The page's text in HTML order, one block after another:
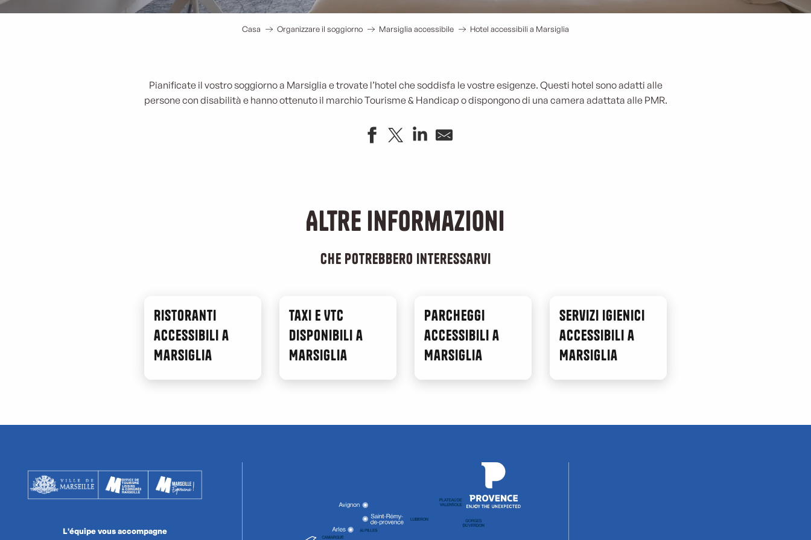
Casa Organizzare il soggiorno Marsiglia accessibile Hotel accessibili a Marsiglia
Pianificate il vostro soggiorno a Marsiglia e trovate l’hotel che soddisfa le vostre esigenze. Questi hotel sono adatti alle
persone con disabilità e hanno ottenuto il marchio Tourisme & Handicap o dispongono di una camera adattata alle PMR.
Best Western Plus Hôtel La Joliette
B&B Hôtel Marseille Prado Vélodrome
Altre informazioni
che potrebbero interessarvi
Ristoranti
accessibili a
Marsiglia
Taxi e VTC
disponibili a
Marsiglia
Parcheggi
accessibili a
Marsiglia
Servizi igienici
accessibili a
Marsiglia
L'équipe vous accompagne